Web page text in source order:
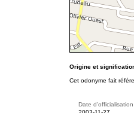
Origine et
Cet odonyme fait
Date d'officialisation